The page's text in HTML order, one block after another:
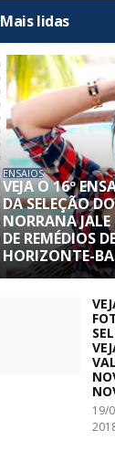
Mais lidas
ENSAIOS
VEJA O 16º
DA SELEÇÃO
NORRANA
DE REMÉDIOS
HORIZONTE-BA
19/